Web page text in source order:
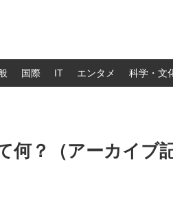
国際 IT エンタメ 科学・文
何？（アーカイブ記